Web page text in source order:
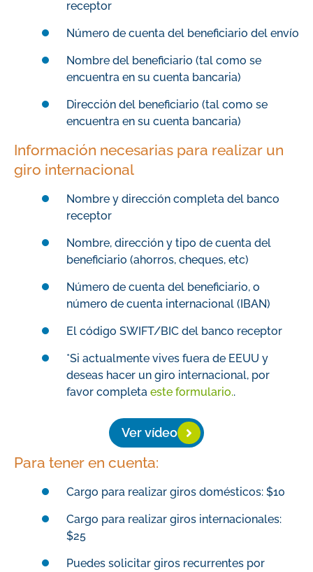
receptor
Número de cuenta del beneficiario del envío
Nombre del beneficiario (tal como se
encuentra en su cuenta bancaria)
Dirección del beneficiario (tal como se
encuentra en su cuenta bancaria)
Información necesarias para realizar un
giro internacional
Nombre y dirección completa del banco
receptor
Nombre, dirección y tipo de cuenta del
beneficiario (ahorros, cheques, etc)
Número de cuenta del beneficiario, o
número de cuenta internacional (IBAN)
El código SWIFT/BIC del banco receptor
*Si actualmente vives fuera de EEUU y
deseas hacer un giro internacional, por
favor completa este formulario..
Ver vídeo
Para tener en cuenta:
Cargo para realizar giros domésticos: $10
Cargo para realizar giros internacionales:
$25
Puedes solicitar giros recurrentes por